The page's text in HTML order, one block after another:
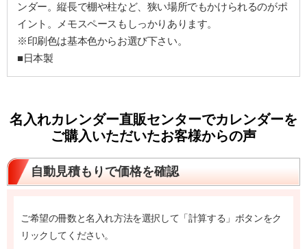
ンダー。縦長で棚や柱など、狭い場所でもかけられるのがポ
イント。メモスペースもしっかりあります。
※印刷色は基本色からお選び下さい。
■日本製
名入れカレンダー直販センターでカレンダーを
ご購入いただいたお客様からの声
自動見積もりで価格を確認
ご希望の冊数と名入れ方法を選択して「計算する」ボタンをク
リックしてください。